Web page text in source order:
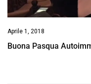
Aprile 1, 2018
Buona Pasqua